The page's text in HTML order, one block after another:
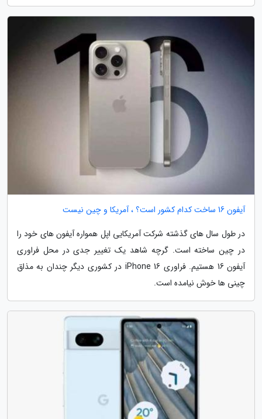
آیفون 16 ساخت کدام کشور است؟ ، آمریکا و چین نیست
در طول سال های گذشته شرکت آمریکایی اپل همواره آیفون های خود را
در چین ساخته است. گرچه شاهد یک تغییر جدی در محل فراوری
آیفون 16 هستیم. فراوری iPhone 16 در کشوری دیگر چندان به مذاق
چینی ها خوش نیامده است.